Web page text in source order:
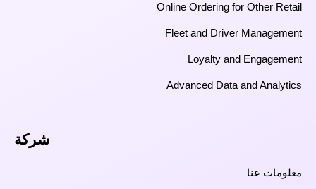
Online Ordering for Other Retail
Fleet and Driver Management
Loyalty and Engagement
Advanced Data and Analytics
شركة
معلومات عنا